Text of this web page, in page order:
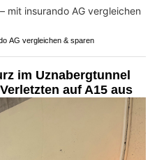
AG vergleichen & sparen
im Uznabergtunnel
auf A15 aus